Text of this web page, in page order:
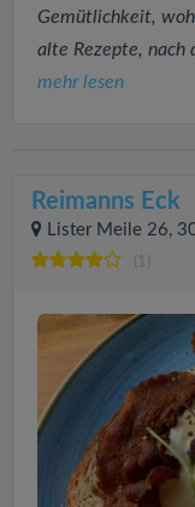
Gemütlichkeit,
alte Rezepte, nach
mehr lesen
Reimanns Eck
Lister Meile 26,